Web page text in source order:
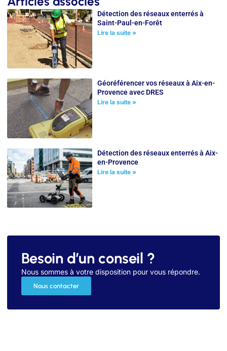
Détection des réseaux enterrés à
Saint-Paul-en-Forêt
Lire la suite »
Géoréférencer vos réseaux à Aix-en-
Provence avec DRES
Lire la suite »
Détection des réseaux enterrés à Aix-
en-Provence
Lire la suite »
Besoin d’un conseil ?
Nous sommes à votre disposition pour vous répondre.
Nous contacter